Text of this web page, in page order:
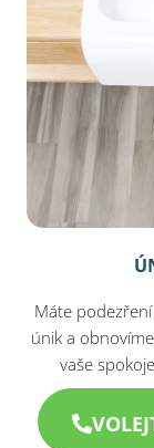
Máte
únik a
vaše